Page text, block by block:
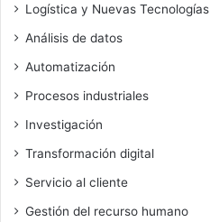
Logística y Nuevas Tecnologías
Análisis de datos
Automatización
Procesos industriales
Investigación
Transformación digital
Servicio al cliente
Gestión del recurso humano